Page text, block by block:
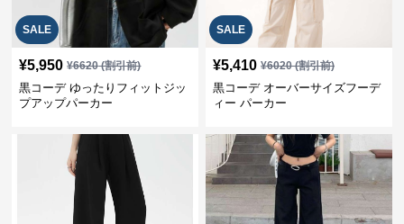
SALE
¥5,950 ¥6620(割引前)
黒コーデ ゆったりフィットジッ
プアップパーカー
SALE
¥5,410 ¥6020(割引前)
黒コーデ オーバーサイズフーデ
ィー パーカー